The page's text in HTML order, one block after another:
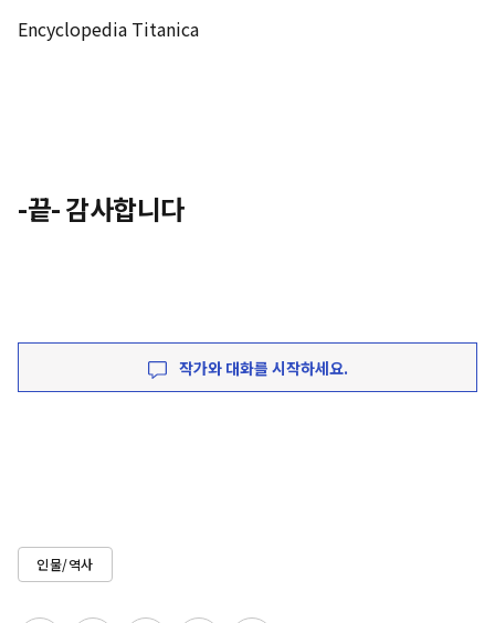
Encyclopedia Titanica
-끝- 감사합니다
작가와 대화를 시작하세요.
인물/역사